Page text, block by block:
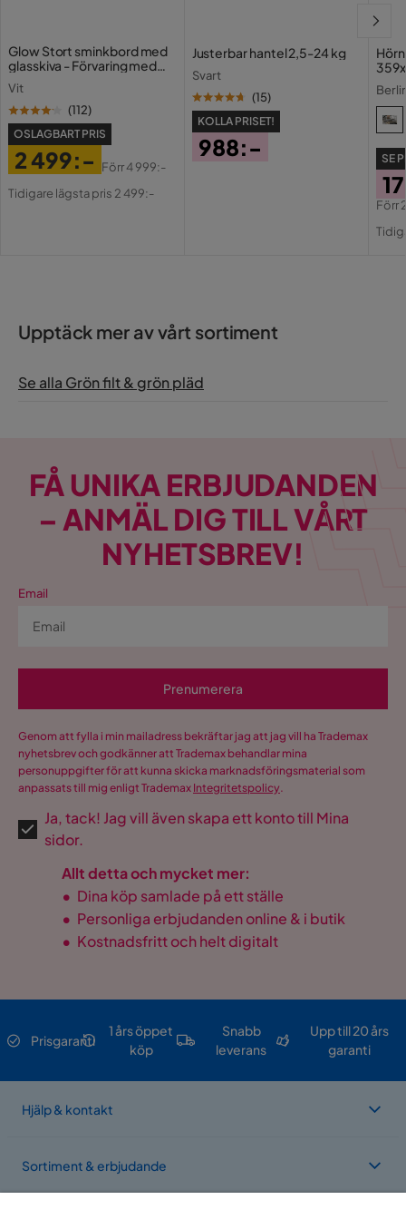
Glow Stort sminkbord med
glasskiva - Förvaring med
Vit
(112)
OSLAGBART PRIS
Pris
2 499:-
Original
Förr4 999:-
Tidigare lägsta pris 2 499:-
Justerbar hantel 2,5-24 kg
Svart
(15)
KOLLA PRISET!
988:- SE
Förr
Upptäck mer av vårt sortiment
Se alla Grön filt & grön pläd
FÅ UNIKA ERBJUDANDEN
– ANMÄL DIG TILL VÅRT
NYHETSBREV!
Email
Prenumerera
Genom att fylla i min mailadress bekräftar jag att jag vill ha Trademax
nyhetsbrev och godkänner att Trademax behandlar mina
personuppgifter för att kunna skicka marknadsföringsmaterial som
anpassats till mig enligt Trademax Integritetspolicy.
Ja, tack! Jag vill även skapa ett konto till Mina
sidor.
Allt detta och mycket mer:
• Dina köp samlade på ett ställe
• Personliga erbjudanden online & i butik
• Kostnadsfritt och helt digitalt
Prisgaranti
1 års öppet
köp
Snabb
leverans
Upp till 20 års
garanti
Hjälp & kontakt
Sortiment & erbjudande